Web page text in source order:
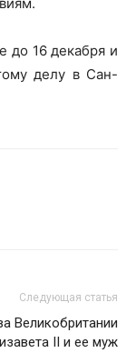
до 16 декабря и
делу в Сан-
Следующая статья
Великобритании
II и ее муж